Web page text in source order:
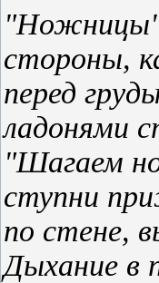
"Ножницы"
стороны,
перед
ладонями
"Шагаем
ступни
по стене,
Дыхание в